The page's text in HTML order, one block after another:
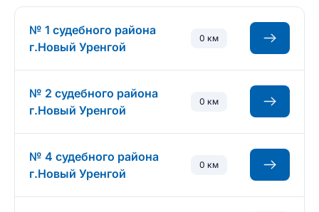
№ 1 судебного района
г.Новый Уренгой
0 км
№ 2 судебного района
г.Новый Уренгой
0 км
№ 4 судебного района
г.Новый Уренгой
0 км